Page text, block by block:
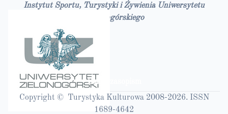
Instytut Sportu, Turystyki i Żywienia Uniwersytetu
Zielonogórskiego
Bazy czasopism
Copyright © Turystyka Kulturowa 2008-2026. ISSN
1689-4642